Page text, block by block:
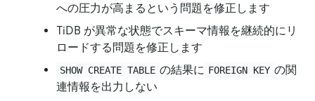
への圧力が高まるという問題を修正します
TiDB が異常な状態でスキーマ情報を継続的にリ
ロードする問題を修正します
SHOW CREATE TABLE の結果に FOREIGN KEY の関
連情報を出力しない